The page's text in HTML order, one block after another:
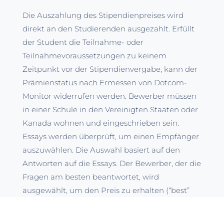
Die Auszahlung des Stipendienpreises wird
direkt an den Studierenden ausgezahlt. Erfüllt
der Student die Teilnahme- oder
Teilnahmevoraussetzungen zu keinem
Zeitpunkt vor der Stipendienvergabe, kann der
Prämienstatus nach Ermessen von Dotcom-
Monitor widerrufen werden. Bewerber müssen
in einer Schule in den Vereinigten Staaten oder
Kanada wohnen und eingeschrieben sein.
Essays werden überprüft, um einen Empfänger
auszuwählen. Die Auswahl basiert auf den
Antworten auf die Essays. Der Bewerber, der die
Fragen am besten beantwortet, wird
ausgewählt, um den Preis zu erhalten (“best”